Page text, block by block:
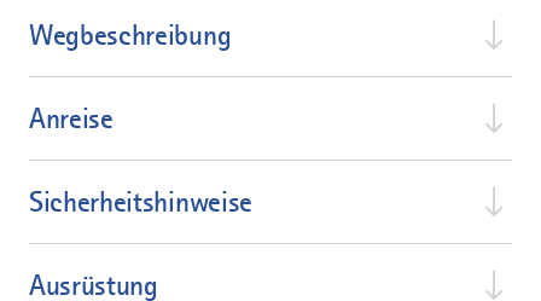
Wegbeschreibung
Anreise
Sicherheitshinweise
Ausrüstung